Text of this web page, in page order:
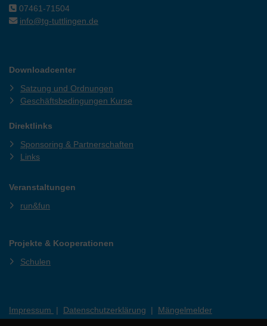
07461-71504
info@tg-tuttlingen.de
Downloadcenter
Satzung und Ordnungen
Geschäftsbedingungen Kurse
Direktlinks
Sponsoring & Partnerschaften
Links
Veranstaltungen
run&fun
Projekte & Kooperationen
Schulen
Impressum | Datenschutzerklärung | Mängelmelder